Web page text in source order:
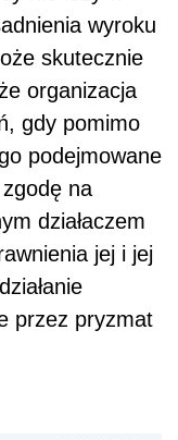
wyroku
skutecznie
organizacja
gdy pomimo
podejmowane
na
działaczem
jej i jej
przez pryzmat